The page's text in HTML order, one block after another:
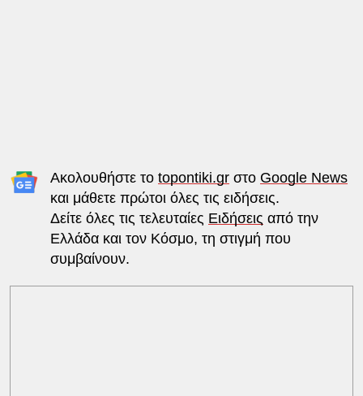
Ακολουθήστε το topontiki.grστο Google News
και μάθετε πρώτοι όλες τις ειδήσεις.
Δείτε όλες τις τελευταίες Ειδήσεις από την
Ελλάδα και τον Κόσμο, τη στιγμή που
συμβαίνουν.